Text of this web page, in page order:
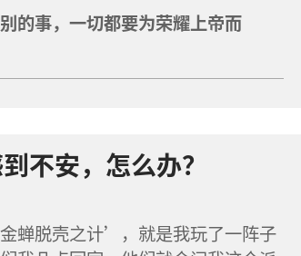
的事，一切都要为荣耀上帝而
不安，怎么办？
蝉脱壳之计’，就是我玩了一阵子